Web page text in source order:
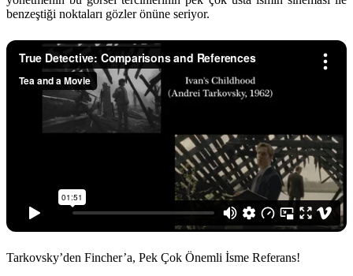
benzeştiği noktaları gözler önüne seriyor.
Tarkovsky’den Fincher’a, Pek Çok Önemli İsme Referans!